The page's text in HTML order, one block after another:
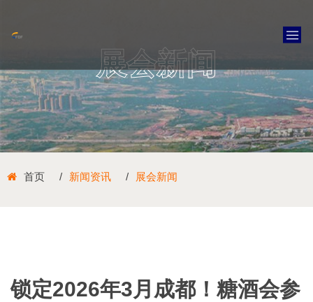
展会新闻
首页 新闻资讯 展会新闻
锁定2026年3月成都！糖酒会参